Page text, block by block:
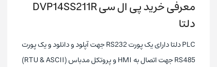
نوع خروجی رله ای
پورت ارتباطی اترنت (Ethernet)
کشور تولیدکننده تایوان
معرفی خرید پی ال سی DVP14SS211R
دلتا
PLC دلتا دارای یک پورت RS232 جهت آپلود و دانلود و یک پورت
RS485 جهت اتصال به HMI و پروتکل مدباس (RTU & ASCII)